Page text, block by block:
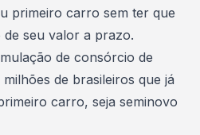
primeiro carro sem ter que
seu valor a prazo.
de consórcio de
de brasileiros que já
carro, seja seminovo